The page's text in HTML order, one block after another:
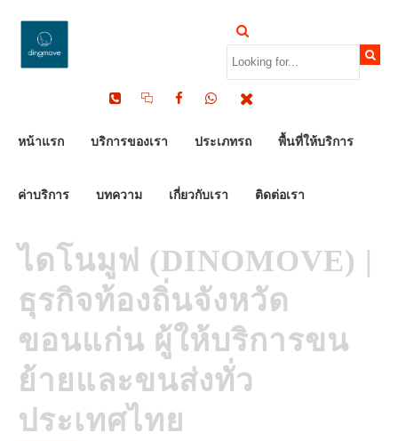
หน้าแรก บริการของเรา ประเภทรถ พื้นที่ให้บริการ
ค่าบริการ บทความ เกี่ยวกับเรา ติดต่อเรา
ไดโนมูฟ (DINOMOVE) |
ธุรกิจท้องถิ่นจังหวัด
ขอนแก่น ผู้ให้บริการขน
ย้ายและขนส่งทั่ว
ประเทศไทย